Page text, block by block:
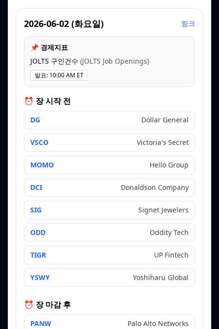
2026-06-02 (화요일) 링크
📌 경제지표
JOLTS 구인건수 (JOLTS Job Openings)
발표: 10:00 AM ET
⏰ 장 시작 전
DG Dollar General
VSCO Victoria's Secret
MOMO Hello Group
DCI Donaldson Company
SIG Signet Jewelers
ODD Oddity Tech
TIGR UP Fintech
YSWY Yoshiharu Global
⏰ 장 마감 후
PANW Palo Alto Networks